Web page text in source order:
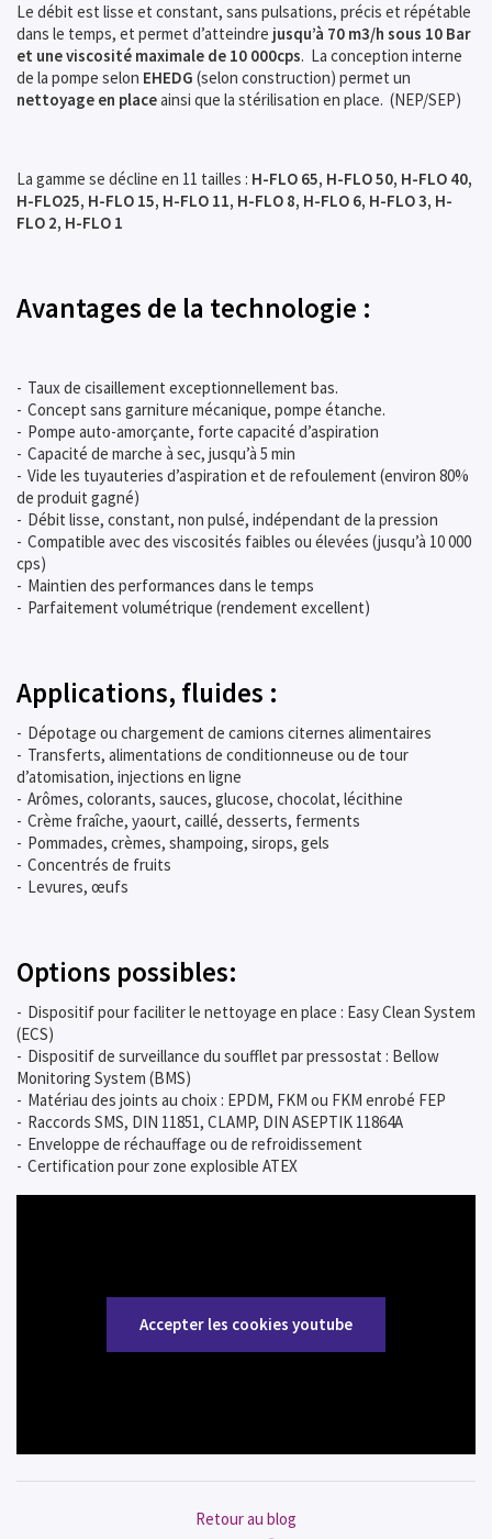
Le débit est lisse et constant, sans pulsations, précis et répétable
dans le temps, et permet d’atteindre jusqu’à 70 m3/h sous 10 Bar
et une viscosité maximale de 10 000cps. La conception interne
de la pompe selon EHEDG (selon construction) permet un
nettoyage en placeainsi que la stérilisation en place. (NEP/SEP)
La gamme se décline en 11 tailles : H-FLO 65, H-FLO 50, H-FLO 40,
H-FLO25, H-FLO 15, H-FLO 11, H-FLO 8, H-FLO 6, H-FLO 3, H-
FLO 2, H-FLO 1
Avantages de la technologie :
Taux de cisaillement exceptionnellement bas.
Concept sans garniture mécanique, pompe étanche.
Pompe auto-amorçante, forte capacité d’aspiration
Capacité de marche à sec, jusqu’à 5 min
Vide les tuyauteries d’aspiration et de refoulement (environ 80%
de produit gagné)
Débit lisse, constant, non pulsé, indépendant de la pression
Compatible avec des viscosités faibles ou élevées (jusqu’à 10 000
cps)
Maintien des performances dans le temps
Parfaitement volumétrique (rendement excellent)
Applications, fluides :
Dépotage ou chargement de camions citernes alimentaires
Transferts, alimentations de conditionneuse ou de tour
d’atomisation, injections en ligne
Arômes, colorants, sauces, glucose, chocolat, lécithine
Crème fraîche, yaourt, caillé, desserts, ferments
Pommades, crèmes, shampoing, sirops, gels
Concentrés de fruits
Levures, œufs
Options possibles:
Dispositif pour faciliter le nettoyage en place : Easy Clean System
(ECS)
Dispositif de surveillance du soufflet par pressostat : Bellow
Monitoring System (BMS)
Matériau des joints au choix : EPDM, FKM ou FKM enrobé FEP
Raccords SMS, DIN 11851, CLAMP, DIN ASEPTIK 11864A
Enveloppe de réchauffage ou de refroidissement
Certification pour zone explosible ATEX
Accepter les cookies youtube
Retour au blog